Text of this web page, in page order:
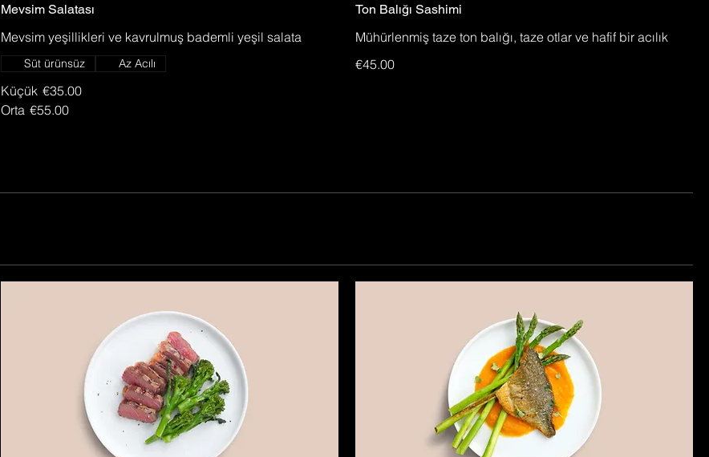
Mevsim Salatası
Mevsim yeşillikleri ve kavrulmuş bademli yeşil salata
Küçük €35.00
Orta €55.00
Süt ürünsüz Az Acılı
Ton Balığı Sashimi
Mühürlenmiş taze ton balığı, taze otlar ve hafif bir acılık
€45.00